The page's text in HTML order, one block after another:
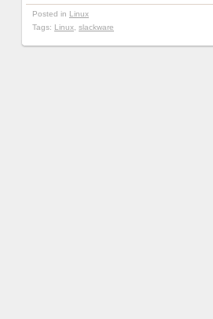
Posted in Linux
Tags: Linux slackware